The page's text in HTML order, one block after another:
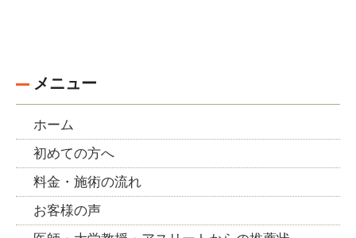
メニュー
ホーム
初めての方へ
料金・施術の流れ
お客様の声